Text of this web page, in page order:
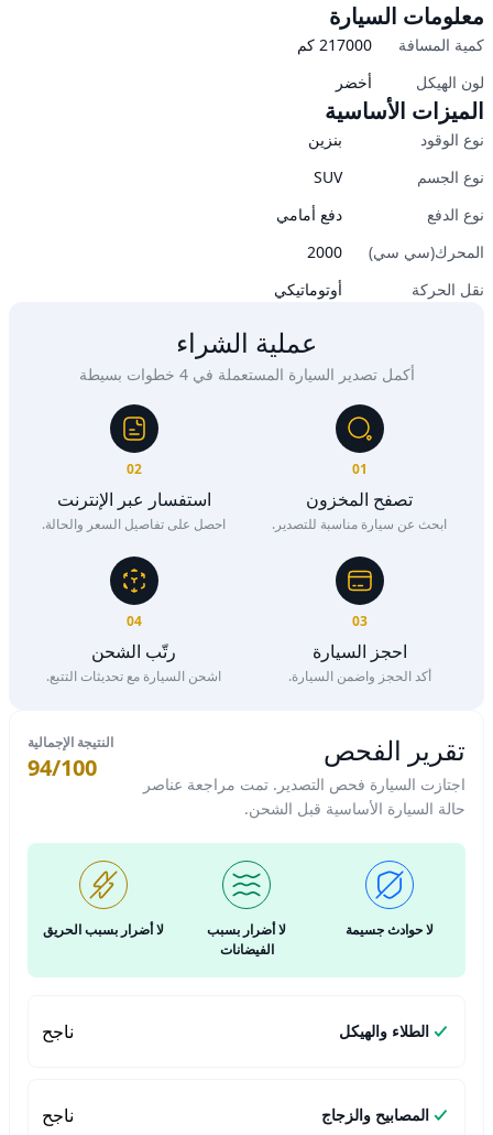
معلومات السيارة
كمية المسافة 217000 كم
لون الهيكل
أخضر
الميزات الأساسية
نوع الوقود
بنزين
نوع الجسم
SUV
نوع الدفع
دفع أمامي
المحرك(سي سي)
2000
نقل الحركة
أوتوماتيكي
عملية الشراء
أكمل تصدير السيارة المستعملة في 4 خطوات بسيطة
01
تصفح المخزون
ابحث عن سيارة مناسبة للتصدير.
02
استفسار عبر الإنترنت
احصل على تفاصيل السعر والحالة.
03
احجز السيارة
أكد الحجز واضمن السيارة.
04
رتّب الشحن
اشحن السيارة مع تحديثات التتبع.
تقرير الفحص
اجتازت السيارة فحص التصدير. تمت مراجعة عناصر
حالة السيارة الأساسية قبل الشحن.
النتيجة الإجمالية
94/100
لا حوادث جسيمة
لا أضرار بسبب
الفيضانات
لا أضرار بسبب الحريق
الطلاء والهيكل ناجح
المصابيح والزجاج ناجح